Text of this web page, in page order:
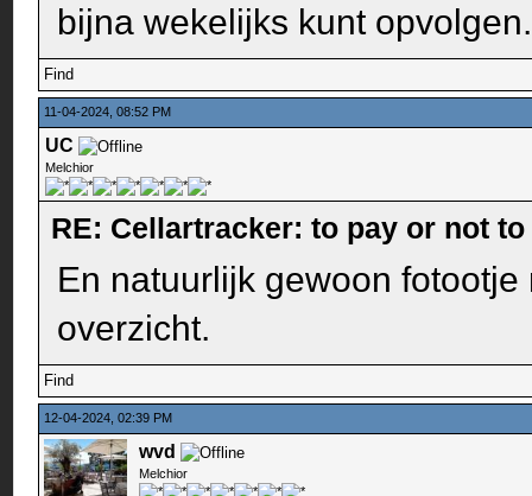
bijna wekelijks kunt opvolgen.
Find
11-04-2024, 08:52 PM
UC
Melchior
RE: Cellartracker: to pay or not to
En natuurlijk gewoon
overzicht.
Find
12-04-2024, 02:39 PM
wvd
Melchior